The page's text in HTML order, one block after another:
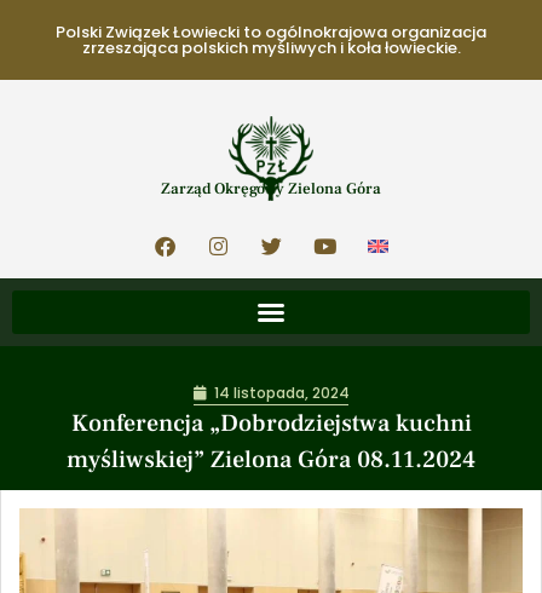
Polski Związek Łowiecki to ogólnokrajowa organizacja
zrzeszająca polskich myśliwych i koła łowieckie.
Zarząd Okręgowy Zielona Góra
Konferencja „Dobrodziejstwa kuchni
myśliwskiej” Zielona Góra 08.11.2024
14 listopada, 2024